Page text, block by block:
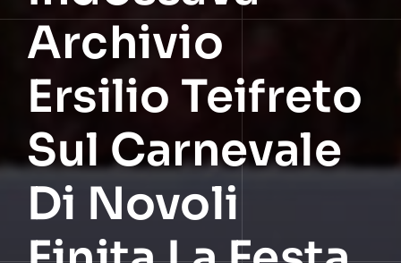
Archivio
Ersilio Teifreto
Sul Carnevale
Di Novoli